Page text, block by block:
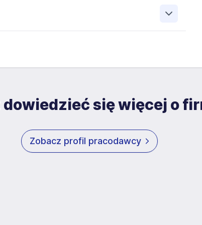
żądania dostępu do swoich danych, prawo
na przetwarzanie moich danych osobowych
każdym czasie wycofana.
dowiedzieć się więcej o
Zobacz profil pracodawcy